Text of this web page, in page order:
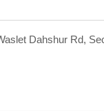
Dahshur Rd,